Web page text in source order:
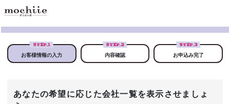
STEP.1
お客様情報の入力
STEP.2
内容確認
STEP.3
お申込み完了
あなたの希望に応じた会社一覧を表示させましょ